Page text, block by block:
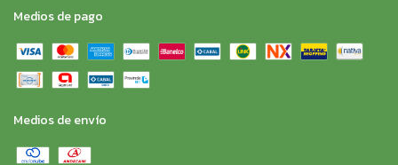
Medios de pago
Medios de envío